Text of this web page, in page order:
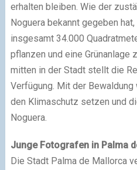
erhalten bleiben. Wie der
Noguera bekannt gegeben
insgesamt 34.000
pflanzen und eine Grünanlage
mitten in der Stadt stellt die
Verfügung. Mit der
den Klimaschutz setzen und
Noguera.
Junge Fotografen in Palma
Die Stadt Palma de Mallorca